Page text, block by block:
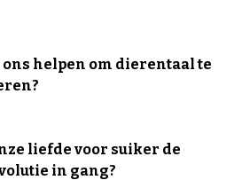
helpen om dierentaal te
liefde voor suiker de
in gang?